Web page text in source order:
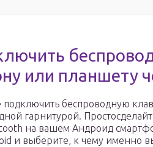
или планшету
подключить беспроводную
гарнитурой.
на вашем Андроид
и выберите, к чему именно